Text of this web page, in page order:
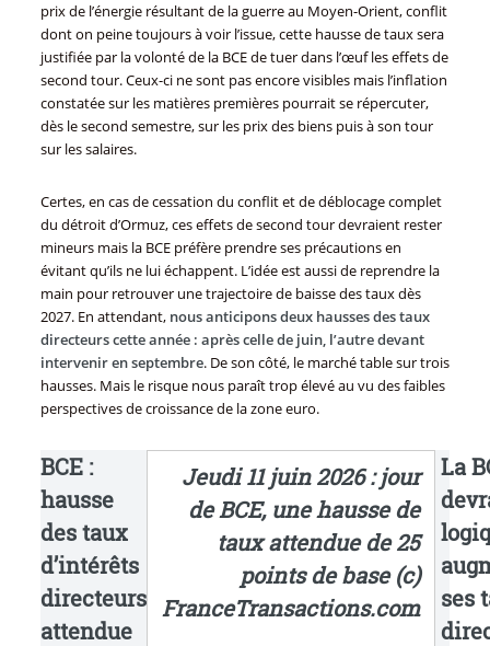
prix de l’énergie résultant de la guerre au Moyen-Orient, conflit
dont on peine toujours à voir l’issue, cette hausse de taux sera
justifiée par la volonté de la BCE de tuer dans l’œuf les effets de
second tour. Ceux-ci ne sont pas encore visibles mais l’inflation
constatée sur les matières premières pourrait se répercuter,
dès le second semestre, sur les prix des biens puis à son tour
sur les salaires.
Certes, en cas de cessation du conflit et de déblocage complet
du détroit d’Ormuz, ces effets de second tour devraient rester
mineurs mais la BCE préfère prendre ses précautions en
évitant qu’ils ne lui échappent. L’idée est aussi de reprendre la
main pour retrouver une trajectoire de baisse des taux dès
2027. En attendant, nous anticipons deux hausses des taux
directeurs cette année : après celle de juin, l’autre devant
intervenir en septembre. De son côté, le marché table sur trois
hausses. Mais le risque nous paraît trop élevé au vu des faibles
perspectives de croissance de la zone euro.
BCE :
hausse
des taux
d’intérêts
directeurs
attendue
Jeudi 11 juin 2026 : jour
de BCE, une hausse de
taux attendue de 25
points de base (c)
FranceTransactions.com
La
ses